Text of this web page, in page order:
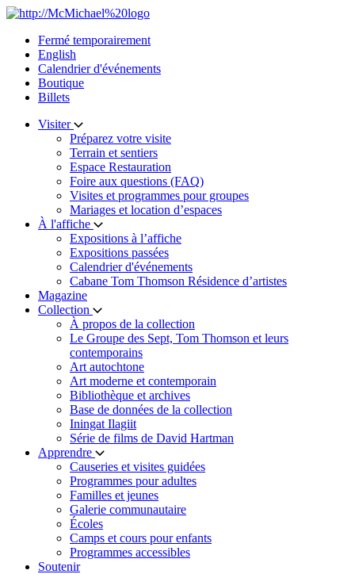
Skip
contentFermé temporairement
English
Calendrier d'événements
Boutique
Billets
Visiter
Préparez votre visite
Terrain et sentiers
Espace Restauration
Foire aux questions (FAQ)
Visites et programmes pour groupes
Mariages et location d’espaces
À l'affiche
Expositions à l’affiche
Expositions passées
Calendrier d'événements
Cabane Tom Thomson Résidence d’artistes
Magazine
Collection
À propos de la collection
Le Groupe des Sept, Tom Thomson et leurs
contemporains
Art autochtone
Art moderne et contemporain
Bibliothèque et archives
Base de données de la collection
Iningat Ilagiit
Série de films de David Hartman
Apprendre
Causeries et visites guidées
Programmes pour adultes
Familles et jeunes
Galerie communautaire
Écoles
Camps et cours pour enfants
Programmes accessibles
Soutenir